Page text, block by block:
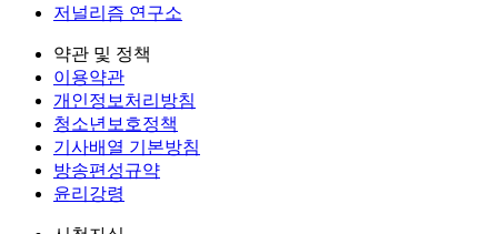
저널리즘 연구소
약관 및 정책
이용약관
개인정보처리방침
청소년보호정책
기사배열 기본방침
방송편성규약
윤리강령